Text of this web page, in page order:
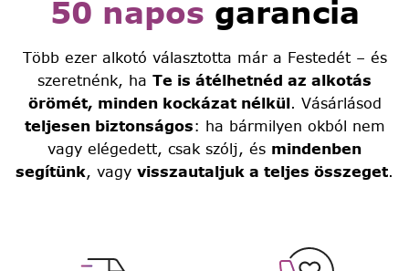
50 napos garancia
Több ezer alkotó választotta már a Festedét – és
szeretnénk, ha Te is átélhetnéd az alkotás
örömét, minden kockázat nélkül. Vásárlásod
teljesen biztonságos: ha bármilyen okból nem
vagy elégedett, csak szólj, és mindenben
segítünk, vagy visszautaljuk a teljes összeget.